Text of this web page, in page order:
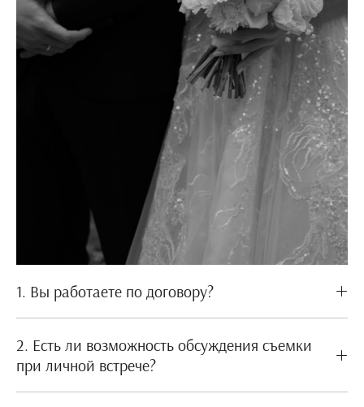
1. Вы работаете по договору?
2. Есть ли возможность обсуждения съемки
при личной встрече?